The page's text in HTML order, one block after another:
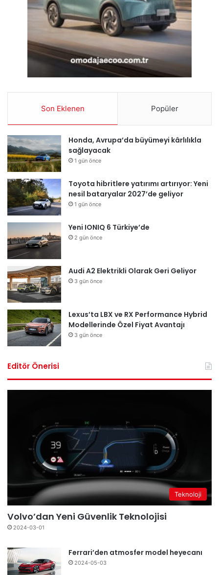
Son Eklenen Popüler
Honda, Avrupa’da büyümeyi kârlılıkla
sağlayacak
1 gün önce
Toyota hibritlere yatırımı artırıyor: Yeni
nesil bataryalar 2027’de geliyor
1 gün önce
Yeni IONIQ 6 Türkiye’de
2 gün önce
Audi A2 Elektrikli Olarak Geri Geliyor
3 gün önce
Lexus’ta LBX ve RX Performance Hybrid
Modellerinde Özel Fiyat Avantajı
3 gün önce
Editör Önerisi
Teknoloji
Volvo’dan Yeni Güvenlik Teknolojisi
2024-03-01
Ferrari’den atmosfer model heyecanı
2024-05-03